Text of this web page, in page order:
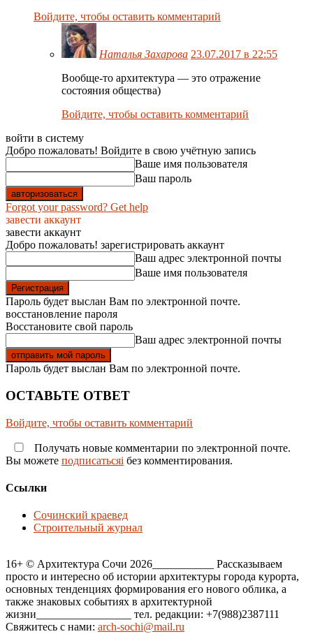
Войдите, чтобы оставить комментарий
Наталья Захарова 23.07.2017 в 22:55
Вообще-то архитектура — это отражение
состояния общества)
Войдите, чтобы оставить комментарий
войти в систему
Добро пожаловать! Войдите в свою учётную запись
Ваше имя пользователя
Ваш пароль
Forgot your password? Get help
завести аккаунт
завести аккаунт
Добро пожаловать! зарегистрировать аккаунт
Ваш адрес электронной почты
Ваше имя пользователя
Пароль будет выслан Вам по электронной почте.
восстановление пароля
Восстановите свой пароль
Ваш адрес электронной почты
Пароль будет выслан Вам по электронной почте.
ОСТАВЬТЕ ОТВЕТ
Войдите, чтобы оставить комментарий
Получать новые комментарии по электронной почте.
Вы можете подписатьсяi без комментирования.
Ссылки
Сочинский краевед
Строительный журнал
16+ © Архитектура Сочи 2026___________ Рассказываем
просто и интересно об истории архитектуры города курорта,
основных тенденциях формирования его нового облика, а
также знаковых событиях в архитектурной
жизни_________________ тел. редакции: +7(988)2387111
Свяжитесь с нами: arch-sochi@mail.ru